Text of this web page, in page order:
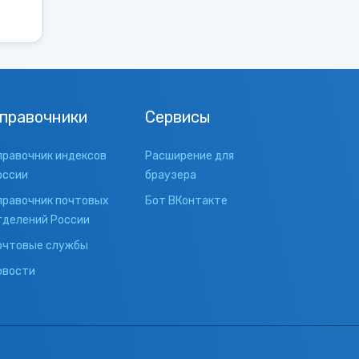
индексов
почтовых
России
службы
Сервисы
Расширение для
браузера
Бот ВКонтакте